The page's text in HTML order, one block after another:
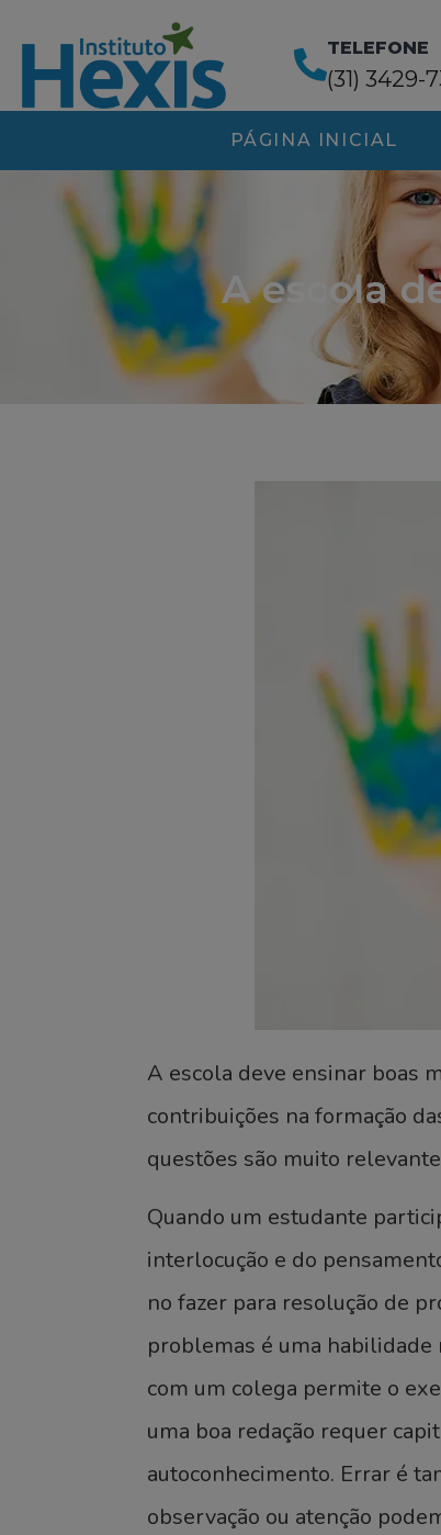
TELEFONE
(31) 3429-
PÁGINA INICIAL
A escola
A escola deve ensinar boas
contribuições na formação
questões são muito
Quando um estudante
interlocução e do
no fazer para resolução de
problemas é uma habilidade
com um colega permite o
uma boa redação requer
autoconhecimento. Errar é
observação ou atenção